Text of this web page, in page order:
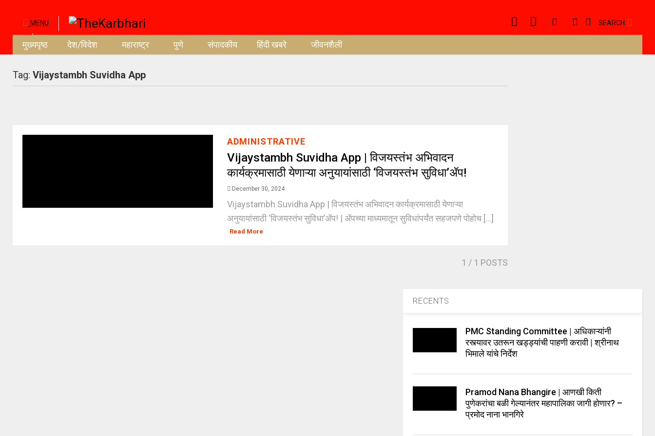
MENU SEARCH
मुख्यपृष्ठ देश/विदेश महाराष्ट्र पुणे संपादकीय हिंदी खबरे जीवनशैली
Tag:Vijaystambh Suvidha App
ADMINISTRATIVE
Vijaystambh Suvidha App | विजयस्तंभ अभिवादन
कार्यक्रमासाठी येणाऱ्या अनुयायांसाठी ‘विजयस्तंभ सुविधा’ॲप!
December 30, 2024
Vijaystambh Suvidha App | विजयस्तंभ अभिवादन कार्यक्रमासाठी येणाऱ्या
अनुयायांसाठी ‘विजयस्तंभ सुविधा’ॲप! | ॲपच्या माध्यमातून सुविधांपर्यंत सहजपणे पोहोच [...]
Read More
1 / 1 POSTS
RECENTS
PMC Standing Committee | अधिकाऱ्यांनी
रस्त्यावर उतरून खड्ड्यांची पाहणी करावी | श्रीनाथ
भिमाले यांचे निर्देश
Pramod Nana Bhangire | आणखी किती
पुणेकरांचा बळी गेल्यानंतर महापालिका जागी होणार? –
प्रमोद नाना भानगिरे